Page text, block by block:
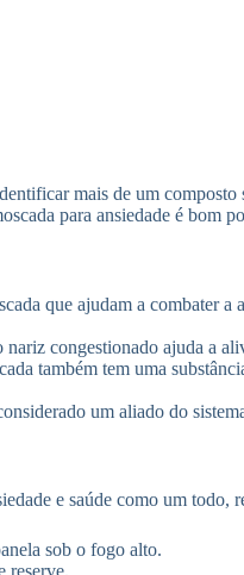
mais de um
para ansiedade é bom
que ajudam a combater
congestionado ajuda a
também tem uma
um aliado do
e saúde como um todo,
sob o fogo alto.